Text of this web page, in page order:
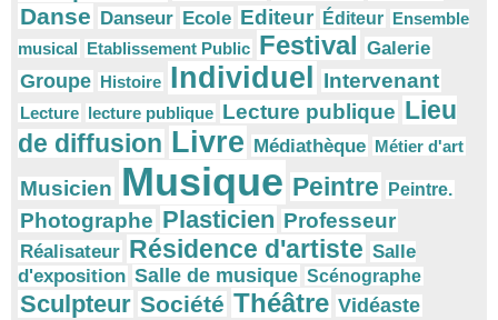
Danse Danseur Ecole Editeur Éditeur Ensemble
musical Etablissement Public Festival Galerie
Groupe Histoire Individuel Intervenant
Lecture lecture publique Lecture publique Lieu
de diffusion Livre Médiathèque Métier d'art
Musicien Musique Peintre Peintre.
Photographe Plasticien Professeur
Réalisateur Résidence d'artiste Salle
d'exposition Salle de musique Scénographe
Sculpteur Société Théâtre Vidéaste